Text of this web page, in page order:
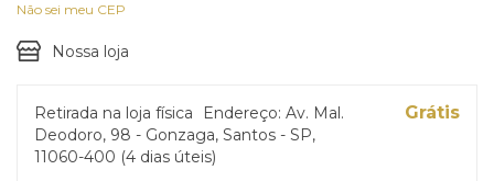
Não sei meu CEP
Nossa loja
Retirada na loja física
Endereço: Av. Mal.
Deodoro, 98 - Gonzaga, Santos - SP,
11060-400 (4 dias úteis)
Grátis